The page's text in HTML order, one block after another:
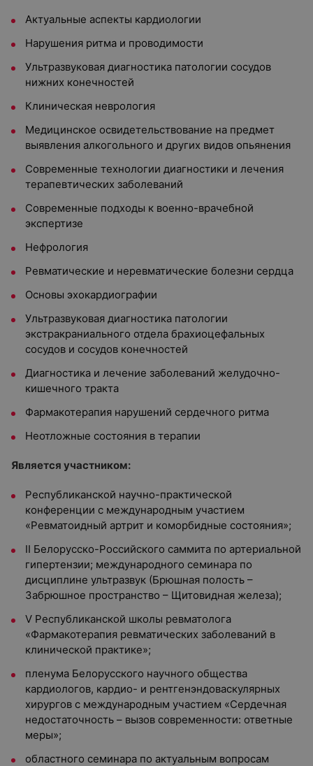
Актуальные аспекты кардиологии
Нарушения ритма и проводимости
Ультразвуковая диагностика патологии сосудов
нижних конечностей
Клиническая неврология
Медицинское освидетельствование на предмет
выявления алкогольного и других видов опьянения
Современные технологии диагностики и лечения
терапевтических заболеваний
Современные подходы к военно-врачебной
экспертизе
Нефрология
Ревматические и неревматические болезни сердца
Основы эхокардиографии
Ультразвуковая диагностика патологии
экстракраниального отдела брахиоцефальных
сосудов и сосудов конечностей
Диагностика и лечение заболеваний желудочно-
кишечного тракта
Фармакотерапия нарушений сердечного ритма
Неотложные состояния в терапии
Является участником:
Республиканской научно-практической
конференции с международным участием
«Ревматоидный артрит и коморбидные состояния»;
II Белорусско-Российского саммита по артериальной
гипертензии; международного семинара по
дисциплине ультразвук (Брюшная полость –
Забрюшное пространство – Щитовидная железа);
V Республиканской школы ревматолога
«Фармакотерапия ревматических заболеваний в
клинической практике»;
пленума Белорусского научного общества
кардиологов, кардио- и рентгенэндоваскулярных
хирургов с международным участием «Сердечная
недостаточность – вызов современности: ответные
меры»;
областного семинара по актуальным вопросам